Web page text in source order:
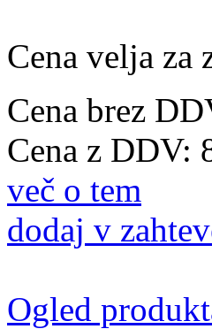
Cena velja za
Cena brez
Cena z DDV:
več o tem
dodaj v
Ogled